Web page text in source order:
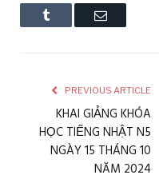
Tumblr Email
PREVIOUS ARTICLE
KHAI GIẢNG KHÓA
HỌC TIẾNG NHẬT N5
NGÀY 15 THÁNG 10
NĂM 2024